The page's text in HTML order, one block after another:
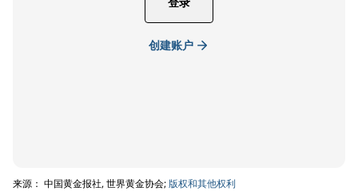
创建账户
来源： 中国黄金报社, 世界黄金协会;版权和其他权利